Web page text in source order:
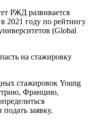
РЖД развивается
2021 году по рейтингу
(Global
на стажировку
стажировок Young
Францию,
заявку.